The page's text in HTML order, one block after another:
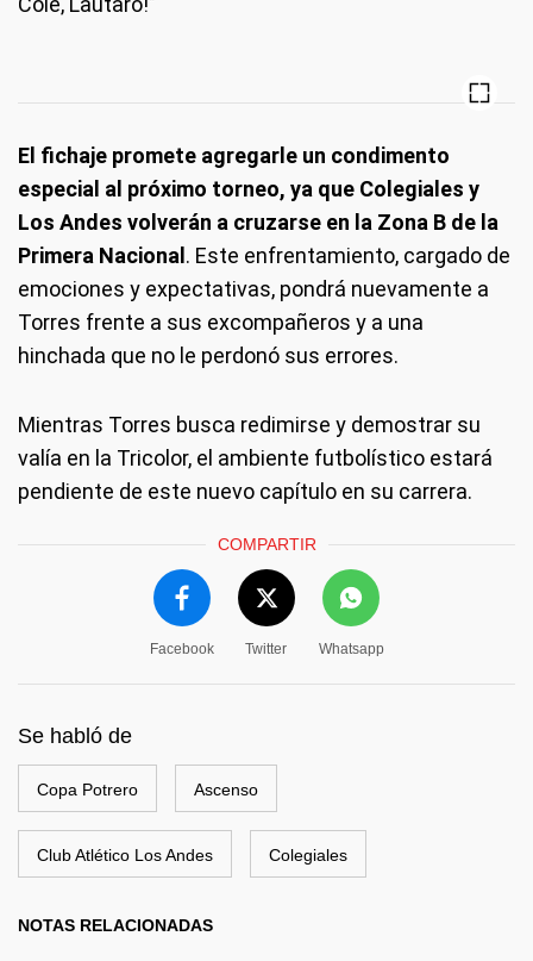
El fichaje promete agregarle un condimento
especial al próximo torneo, ya que Colegiales y
Los Andes volverán a cruzarse en la Zona B de la
Primera Nacional . Este enfrentamiento, cargado de
emociones y expectativas, pondrá nuevamente a
Torres frente a sus excompañeros y a una
hinchada que no le perdonó sus errores.
Mientras Torres busca redimirse y demostrar su
valía en la Tricolor, el ambiente futbolístico estará
pendiente de este nuevo capítulo en su carrera.
COMPARTIR
Facebook Twitter Whatsapp
Se habló de
Copa Potrero Ascenso
Club Atlético Los Andes Colegiales
NOTAS RELACIONADAS